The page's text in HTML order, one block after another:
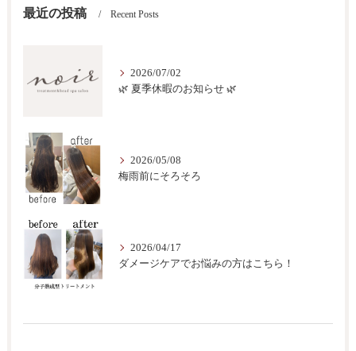
最近の投稿 Recent Posts
2026/07/02
🌿 夏季休暇のお知らせ 🌿
2026/05/08
梅雨前にそろそろ
2026/04/17
ダメージケアでお悩みの方はこちら！